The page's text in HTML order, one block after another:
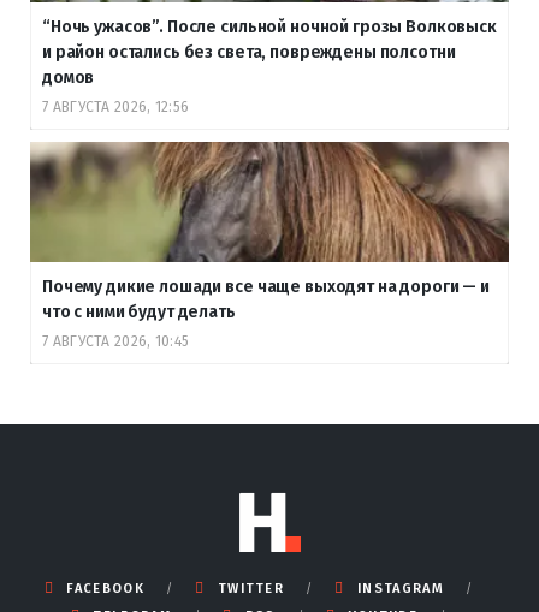
“Ночь ужасов”. После сильной ночной грозы Волковыск
и район остались без света, повреждены полсотни
домов
7 АВГУСТА 2026, 12:56
Почему дикие лошади все чаще выходят на дороги — и
что с ними будут делать
7 АВГУСТА 2026, 10:45
FACEBOOK TWITTER
INSTAGRAM